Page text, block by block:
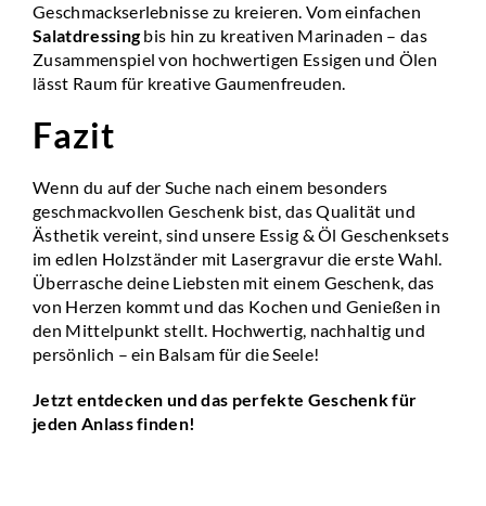
Geschmackserlebnisse zu kreieren. Vom einfachen
Salatdressingbis hin zu kreativen Marinaden – das
Zusammenspiel von hochwertigen Essigen und Ölen
lässt Raum für kreative Gaumenfreuden.
Fazit
Wenn du auf der Suche nach einem besonders
geschmackvollen Geschenk bist, das Qualität und
Ästhetik vereint, sind unsere Essig & Öl Geschenksets
im edlen Holzständer mit Lasergravur die erste Wahl.
Überrasche deine Liebsten mit einem Geschenk, das
von Herzen kommt und das Kochen und Genießen in
den Mittelpunkt stellt. Hochwertig, nachhaltig und
persönlich – ein Balsam für die Seele!
Jetzt entdecken unddas perfekte Geschenkfür
jeden Anlass finden!